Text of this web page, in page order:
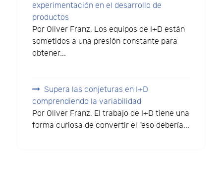
experimentación en el desarrollo de
productos
Por Oliver Franz. Los equipos de I+D están
sometidos a una presión constante para
obtener...
Supera las conjeturas en I+D
comprendiendo la variabilidad
Por Oliver Franz. El trabajo de I+D tiene una
forma curiosa de convertir el "eso debería...